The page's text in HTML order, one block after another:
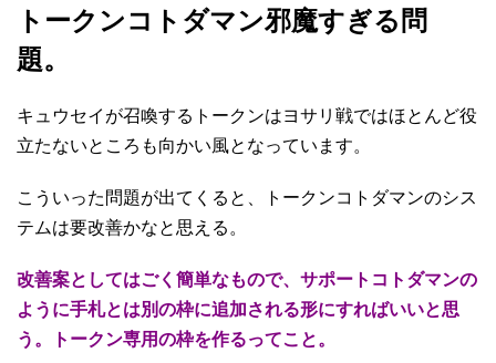
トークンコトダマン邪魔すぎる問
題。
キュウセイが召喚するトークンはヨサリ戦ではほとんど役
立たないところも向かい風となっています。
こういった問題が出てくると、トークンコトダマンのシス
テムは要改善かなと思える。
改善案としてはごく簡単なもので、サポートコトダマンの
ように手札とは別の枠に追加される形にすればいいと思
う。トークン専用の枠を作るってこと。